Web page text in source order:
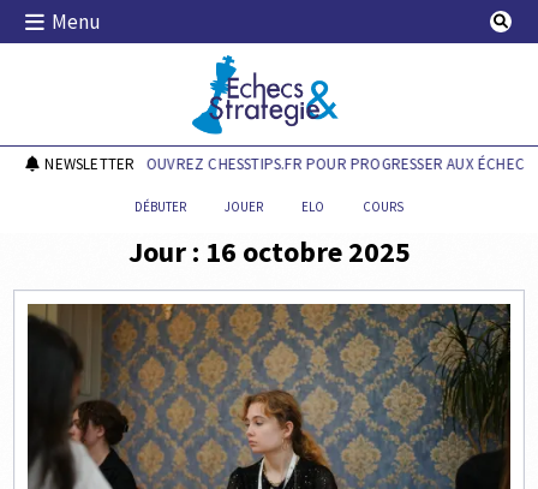
Skip
Menu
Echecs & Stratégie
NEWSLETTERDÉCOUVREZ CHESSTIPS.FR POUR PROGRESSER AUX ÉCHECS !
DÉBUTER JOUER ELO COURS
Jour : 16 octobre 2025